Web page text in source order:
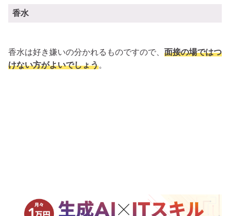
香水
香水は好き嫌いの分かれるものですので、 面接の場ではつ
けない方がよいでしょう。